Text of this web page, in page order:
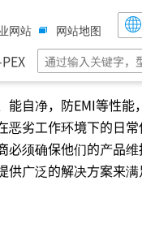
网站 网站地图
自净，防EMI等性
劣工作环境下的日
须确保他们的产品
广泛的解决方案来